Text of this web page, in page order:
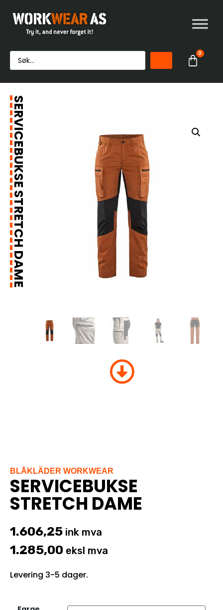
0
SERVICEBUKSE STRETCH DAME
BLÅKLÄDER WORKWEAR
SERVICEBUKSE
STRETCH DAME
1.606,25 ink mva
1.285,00 eksl mva
Levering 3-5 dager.